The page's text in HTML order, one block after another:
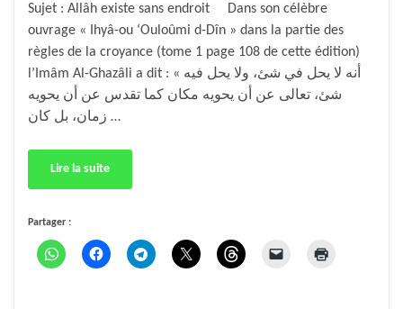
Sujet : Allâh existe sans endroit Dans son célèbre
ouvrage « Ihyâ-ou ‘Ouloûmi d-Dîn » dans la partie des
règles de la croyance (tome 1 page 108 de cette édition)
l’Imâm Al-Ghazâli a dit : « أنه لا يحل في شئ، ولا يحل فيه
شئ، تعالى عن أن يحويه مكان كما تقدس عن أن يحويه
زمان، بل كان …
Lire la suite
Partager :